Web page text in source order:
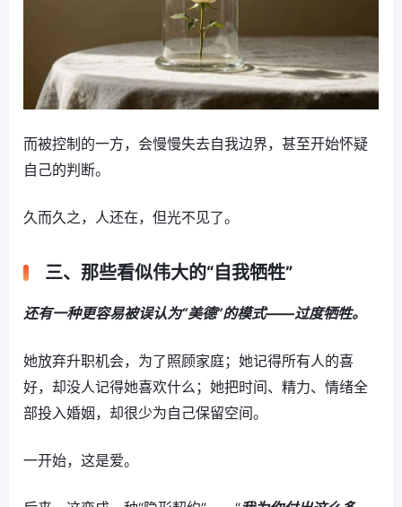
而被控制的一方，会慢慢失去自我边界，甚至开始怀疑
自己的判断。
久而久之，人还在，但光不见了。
三、那些看似伟大的“自我牺牲”
还有一种更容易被误认为“美德”的模式——过度牺牲。
她放弃升职机会，为了照顾家庭；她记得所有人的喜
好，却没人记得她喜欢什么；她把时间、精力、情绪全
部投入婚姻，却很少为自己保留空间。
一开始，这是爱。